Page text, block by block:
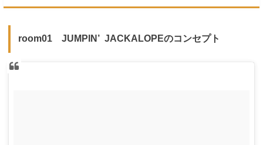
room01 JUMPIN’ JACKALOPEのコンセプト